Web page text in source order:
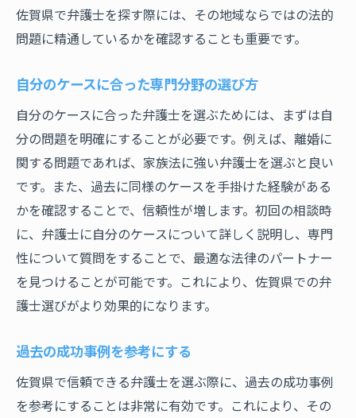
佐賀県で弁護士を探す際には、その地域ならではの法的
問題に精通しているかを確認することも重要です。
自分のケースに合った専門分野の選び方
自分のケースに合った弁護士を選ぶためには、まずは自
分の問題を明確にすることが必要です。例えば、離婚に
関する問題であれば、家族法に強い弁護士を選ぶと良い
です。また、過去に同様のケースを手掛けた経験がある
かを確認することで、信頼性が増します。初回の相談時
に、弁護士に自分のケースについて詳しく説明し、専門
性について質問をすることで、最適な法律のパートナー
を見つけることが可能です。これにより、佐賀県での弁
護士選びがより効果的になります。
過去の成功事例を参考にする
佐賀県で信頼できる弁護士を選ぶ際に、過去の成功事例
を参考にすることは非常に有効です。これにより、その